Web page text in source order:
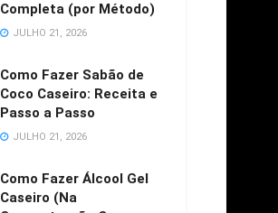
Completa (por Método)
JULHO 21, 2026
Como Fazer Sabão de
Coco Caseiro: Receita e
Passo a Passo
JULHO 21, 2026
Como Fazer Álcool Gel
Caseiro (Na